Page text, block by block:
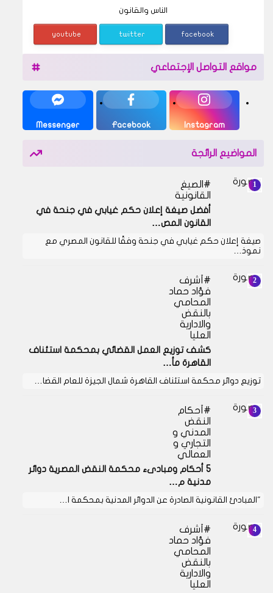
الناس والقانون
facebook
twitter
youtube
مواقع التواصل الإجتماعي
Instagram
Facebook
Messenger
المواضيع الرائجة
الصيغ
القانونية
أفضل صيغة إعلان حكم غيابي في جنحة في
القانون المص…
صيغة إعلان حكم غيابي في جنحة وفقًا للقانون المصري مع
نموذ…
أشرف
فؤاد حماد
المحامي
بالنقض
والادارية
العليا
كشف توزيع العمل القضائي بمحكمة استئناف
القاهرة مأ…
توزيع دوائر محكمة استئناف القاهرة شمال الجيزة للعام القضا…
أحكام
النقض
المدني و
التجاري و
العمالي
5 أحكام ومبادىء محكمة النقض المصرية دوائر
مدنية م…
"المبادئ القانونية الصادرة عن الدوائر المدنية بمحكمة ا…
أشرف
فؤاد حماد
المحامي
بالنقض
والادارية
العليا